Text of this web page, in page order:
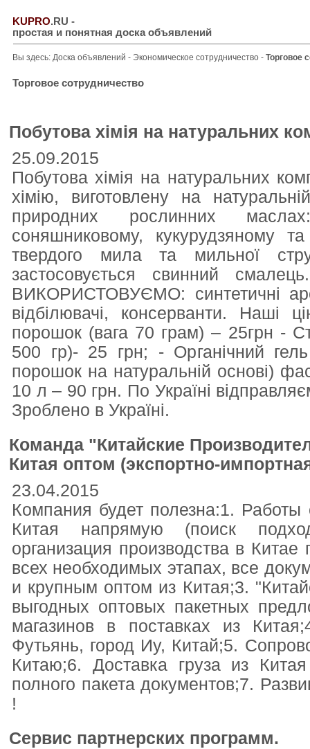
KUPRO.RU -
простая и понятная доска объявлений
Вы здесь: Доска объявлений - Экономическое сотрудничество - Торговое
Торговое сотрудничество
Побутова хімія на натуральних
25.09.2015
Побутова хімія на натуральних
хімію, виготовлену на
природних рослинних
соняшниковому, кукурудзяному
твердого мила та мильної
застосовується свинний
ВИКОРИСТОВУЄМО: синтетичні
відбілювачі, консерванти. Наші
порошок (вага 70 грам) – 25грн -
500 гр)- 25 грн; - Органічний
порошок на натуральній основі)
10 л – 90 грн. По Україні
Зроблено в Україні.
Команда "Китайские
Китая оптом (экспортно-
23.04.2015
Компания будет полезна:1.
Китая напрямую (поиск
организация производства в Китае
всех необходимых этапах, все
и крупным оптом из Китая;3.
выгодных оптовых пакетных
магазинов в поставках из
Футьянь, город Иу, Китай;5.
Китаю;6. Доставка груза из
полного пакета документов;7.
!
Cервис партнерских программ.